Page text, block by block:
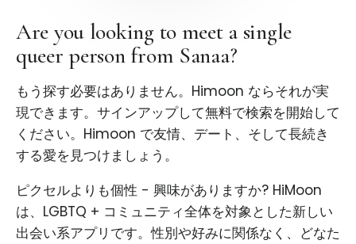
Are you looking to meet a single
queer person from Sanaa?
もう探す必要はありません。Himoon ならそれが実
現できます。サインアップして無料で検索を開始して
ください。Himoon で友情、デート、そして長続き
する愛を見つけましょう。
ピクセルよりも個性 - 興味がありますか? HiMoon
は、LGBTQ + コミュニティ全体を対象とした新しい
出会い系アプリです。性別や好みに関係なく、どなた